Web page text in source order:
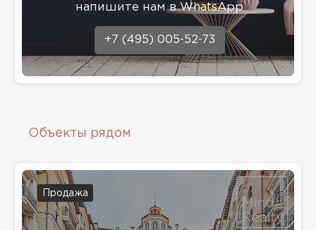
напишите нам в WhatsApp
+7 (495) 005-52-73
Объекты рядом
Продажа